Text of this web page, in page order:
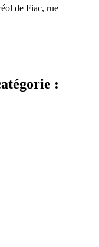
de Fiac, rue
: